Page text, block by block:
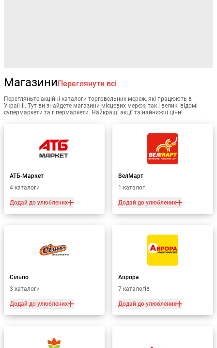
МагазиниПереглянути всі
Перегляньте акційні каталоги торговельних мереж, які працюють в
Україніі. Тут ви знайдете магазини місцевих мереж, так і великі відомі
супермаркети та гіпермаркети. Найкращі акції та найнижчі ціни!
АТБ-Маркет
4 каталоги
Додай до улюблених
ВелМарт
1 каталог
Додай до улюблених
Сільпо
3 каталоги
Додай до улюблених
Аврора
7 каталогів
Додай до улюблених